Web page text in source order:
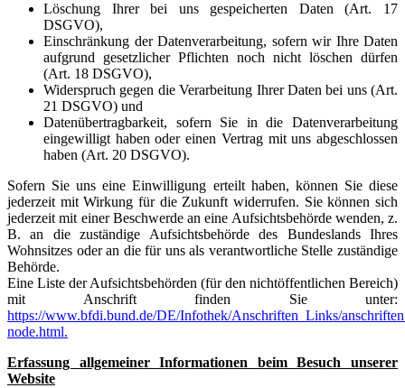
Löschung Ihrer bei uns gespeicherten Daten (Art. 17
DSGVO),
Einschränkung der Datenverarbeitung, sofern wir Ihre Daten
aufgrund gesetzlicher Pflichten noch nicht löschen dürfen
(Art. 18 DSGVO),
Widerspruch gegen die Verarbeitung Ihrer Daten bei uns (Art.
21 DSGVO) und
Datenübertragbarkeit, sofern Sie in die Datenverarbeitung
eingewilligt haben oder einen Vertrag mit uns abgeschlossen
haben (Art. 20 DSGVO).
Sofern Sie uns eine Einwilligung erteilt haben, können Sie diese
jederzeit mit Wirkung für die Zukunft widerrufen. Sie können sich
jederzeit mit einer Beschwerde an eine Aufsichtsbehörde wenden, z.
B. an die zuständige Aufsichtsbehörde des Bundeslands Ihres
Wohnsitzes oder an die für uns als verantwortliche Stelle zuständige
Behörde.
Eine Liste der Aufsichtsbehörden (für den nichtöffentlichen Bereich)
mit Anschrift finden Sie unter:
https://www.bfdi.bund.de/DE/Infothek/Anschriften_Links/
node.html.
Erfassung allgemeiner Informationen beim Besuch unserer
Website